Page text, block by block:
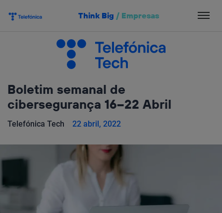
Think Big / Empresas
Boletim semanal de
cibersegurança 16–22 Abril
Telefónica Tech 22 abril, 2022